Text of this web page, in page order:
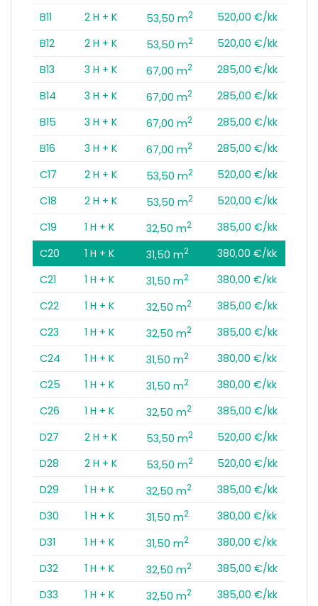
B11
2 H + K 53,50 m2
520,00 €/kk
B12
2 H + K 53,50 m2
520,00 €/kk
B13
3 H + K 67,00 m2
285,00 €/kk
B14
3 H + K 67,00 m2
285,00 €/kk
B15
3 H + K 67,00 m2
285,00 €/kk
B16
3 H + K 67,00 m2
285,00 €/kk
C17
2 H + K 53,50 m2
520,00 €/kk
C18
2 H + K 53,50 m2
520,00 €/kk
C19
1 H + K 32,50 m2
385,00 €/kk
C20
1 H + K 31,50 m2
380,00 €/kk
C21
1 H + K 31,50 m2
380,00 €/kk
C22
1 H + K 32,50 m2
385,00 €/kk
C23
1 H + K 32,50 m2
385,00 €/kk
C24
1 H + K 31,50 m2
380,00 €/kk
C25
1 H + K 31,50 m2
380,00 €/kk
C26
1 H + K 32,50 m2
385,00 €/kk
D27
2 H + K 53,50 m2
520,00 €/kk
D28
2 H + K 53,50 m2
520,00 €/kk
D29
1 H + K 32,50 m2
385,00 €/kk
D30
1 H + K 31,50 m2
380,00 €/kk
D31
1 H + K 31,50 m2
380,00 €/kk
D32
1 H + K 32,50 m2
385,00 €/kk
D33
1 H + K 32,50 m2
385,00 €/kk